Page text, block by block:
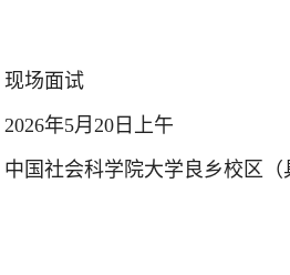
场面试
2026年5月20日上午
国社会科学院大学良乡校区（